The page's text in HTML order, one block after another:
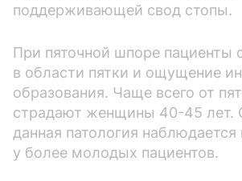
поддерживающей свод стопы.
При пяточной шпоре пациенты
в области пятки и ощущение
образования. Чаще всего от
страдают женщины 40-45 лет.
данная патология
у более молодых пациентов.